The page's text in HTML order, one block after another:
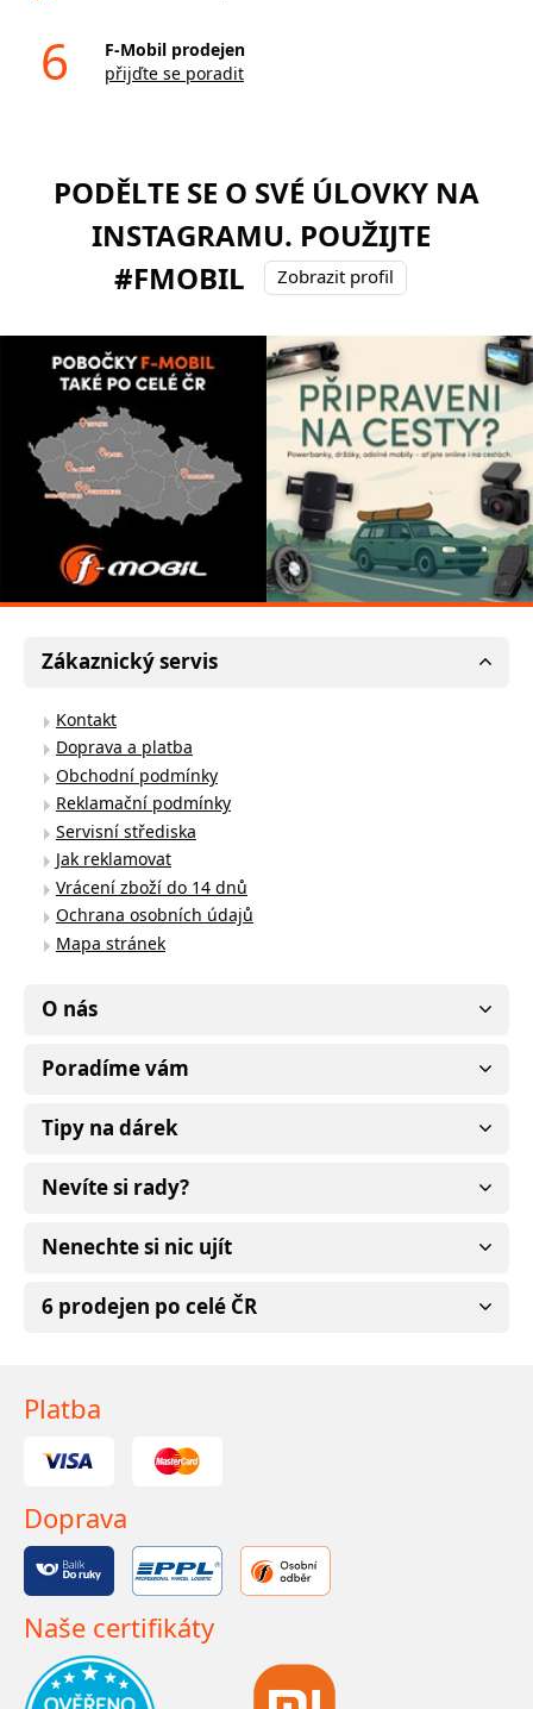
6
F-Mobil prodejen
přijďte se poradit
PODĚLTE SE O SVÉ ÚLOVKY NA
INSTAGRAMU. POUŽIJTE
#FMOBIL
Zobrazit profil
Zákaznický servis
Kontakt
Doprava a platba
Obchodní podmínky
Reklamační podmínky
Servisní střediska
Jak reklamovat
Vrácení zboží do 14 dnů
Ochrana osobních údajů
Mapa stránek
O nás
Poradíme vám
Tipy na dárek
Nevíte si rady?
Nenechte si nic ujít
6 prodejen po celé ČR
Platba
Doprava
Naše certifikáty